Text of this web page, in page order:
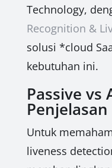
Technology,
Recognition &
solusi *cloud
kebutuhan ini.
Passive vs
Untuk
liveness